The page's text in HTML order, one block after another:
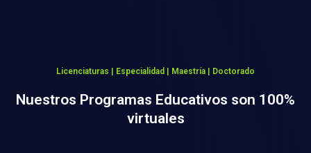
Licenciaturas | Especialidad | Maestría | Doctorado
Nuestros Programas Educativos son 100%
virtuales